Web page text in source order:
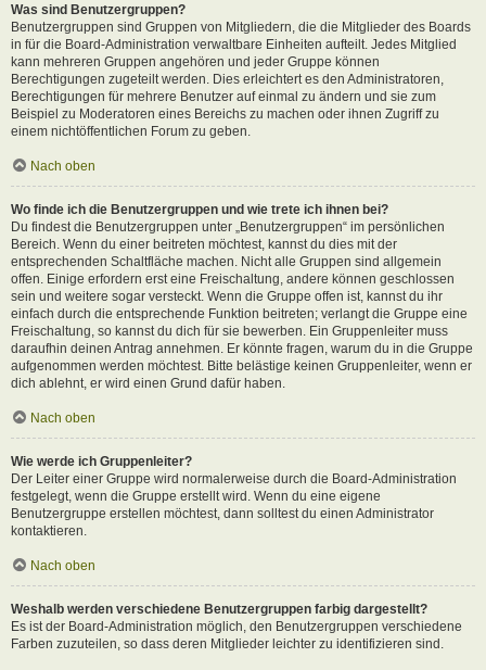
Was sind Benutzergruppen?
Benutzergruppen sind Gruppen von Mitgliedern, die die Mitglieder des Boards
in für die Board-Administration verwaltbare Einheiten aufteilt. Jedes Mitglied
kann mehreren Gruppen angehören und jeder Gruppe können
Berechtigungen zugeteilt werden. Dies erleichtert es den Administratoren,
Berechtigungen für mehrere Benutzer auf einmal zu ändern und sie zum
Beispiel zu Moderatoren eines Bereichs zu machen oder ihnen Zugriff zu
einem nichtöffentlichen Forum zu geben.
Nach oben
Wo finde ich die Benutzergruppen und wie trete ich ihnen bei?
Du findest die Benutzergruppen unter „Benutzergruppen“ im persönlichen
Bereich. Wenn du einer beitreten möchtest, kannst du dies mit der
entsprechenden Schaltfläche machen. Nicht alle Gruppen sind allgemein
offen. Einige erfordern erst eine Freischaltung, andere können geschlossen
sein und weitere sogar versteckt. Wenn die Gruppe offen ist, kannst du ihr
einfach durch die entsprechende Funktion beitreten; verlangt die Gruppe eine
Freischaltung, so kannst du dich für sie bewerben. Ein Gruppenleiter muss
daraufhin deinen Antrag annehmen. Er könnte fragen, warum du in die Gruppe
aufgenommen werden möchtest. Bitte belästige keinen Gruppenleiter, wenn er
dich ablehnt, er wird einen Grund dafür haben.
Nach oben
Wie werde ich Gruppenleiter?
Der Leiter einer Gruppe wird normalerweise durch die Board-Administration
festgelegt, wenn die Gruppe erstellt wird. Wenn du eine eigene
Benutzergruppe erstellen möchtest, dann solltest du einen Administrator
kontaktieren.
Nach oben
Weshalb werden verschiedene Benutzergruppen farbig dargestellt?
Es ist der Board-Administration möglich, den Benutzergruppen verschiedene
Farben zuzuteilen, so dass deren Mitglieder leichter zu identifizieren sind.